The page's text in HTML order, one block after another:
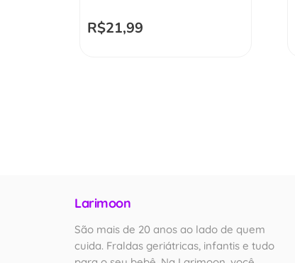
R$21,99
Larimoon
São mais de 20 anos ao lado de quem
cuida. Fraldas geriátricas, infantis e tudo